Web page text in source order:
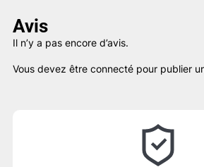
Avis
Il n’y a pas encore d’avis.
Vous devez être connecté pour publier